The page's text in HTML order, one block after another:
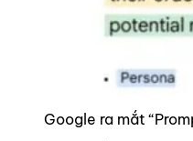
Google ra mắt